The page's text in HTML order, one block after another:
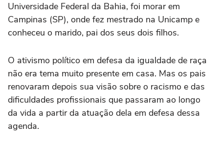
Universidade Federal da Bahia, foi morar em
Campinas (SP), onde fez mestrado na Unicamp e
conheceu o marido, pai dos seus dois filhos.
O ativismo político em defesa da igualdade de raça
não era tema muito presente em casa. Mas os pais
renovaram depois sua visão sobre o racismo e das
dificuldades profissionais que passaram ao longo
da vida a partir da atuação dela em defesa dessa
agenda.